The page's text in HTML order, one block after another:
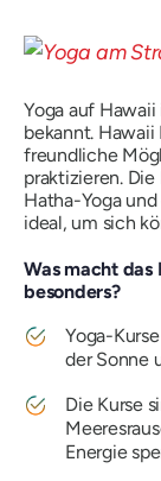
Yoga auf
bekannt.
freundliche
praktizieren.
Hatha-Yoga
ideal, um sich
Was macht das
besonders?
Yoga-
der Sonne
Die Kurse
Energie